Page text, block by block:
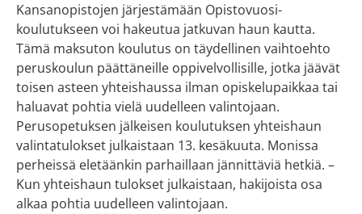
Kansanopistojen järjestämään Opistovuosi-
koulutukseen voi hakeutua jatkuvan haun kautta.
Tämä maksuton koulutus on täydellinen vaihtoehto
peruskoulun päättäneille oppivelvollisille, jotka jäävät
toisen asteen yhteishaussa ilman opiskelupaikkaa tai
haluavat pohtia vielä uudelleen valintojaan.
Perusopetuksen jälkeisen koulutuksen yhteishaun
valintatulokset julkaistaan 13. kesäkuuta. Monissa
perheissä eletäänkin parhaillaan jännittäviä hetkiä. –
Kun yhteishaun tulokset julkaistaan, hakijoista osa
alkaa pohtia uudelleen valintojaan.